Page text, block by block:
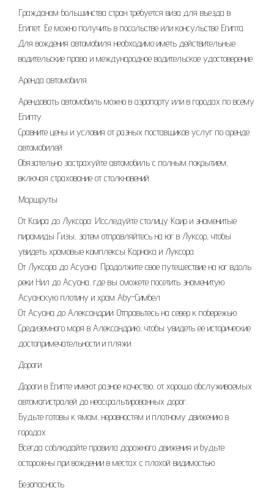
Гражданам большинства стран требуется виза для въезда в
Египет. Ее можно получить в посольстве или консульстве Египта.
Для вождения автомобиля необходимо иметь действительные
водительские права и международное водительское удостоверение.
Аренда автомобиля
Арендовать автомобиль можно в аэропорту или в городах по всему
Египту.
Сравните цены и условия от разных поставщиков услуг по аренде
автомобилей.
Обязательно застрахуйте автомобиль с полным покрытием,
включая страхование от столкновений.
Маршруты
От Каира до Луксора: Исследуйте столицу Каир и знаменитые
пирамиды Гизы, затем отправляйтесь на юг в Луксор, чтобы
увидеть храмовые комплексы Карнака и Луксора.
От Луксора до Асуана: Продолжите свое путешествие на юг вдоль
реки Нил до Асуана, где вы сможете посетить знаменитую
Асуанскую плотину и храм Абу-Симбел.
От Асуана до Александрии: Отправьтесь на север к побережью
Средиземного моря в Александрию, чтобы увидеть ее исторические
достопримечательности и пляжи.
Дороги
Дороги в Египте имеют разное качество, от хорошо обслуживаемых
автомагистралей до неасфальтированных дорог.
Будьте готовы к ямам, неровностям и плотному движению в
городах.
Всегда соблюдайте правила дорожного движения и будьте
осторожны при вождении в местах с плохой видимостью.
Безопасность